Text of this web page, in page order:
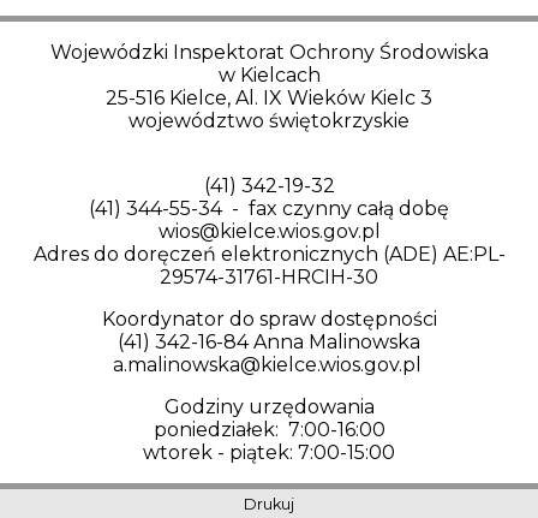
Wojewódzki Inspektorat Ochrony Środowiska
w Kielcach
25-516 Kielce, Al. IX Wieków Kielc 3
województwo świętokrzyskie
(41) 342-19-32
(41) 344-55-34 - fax czynny całą dobę
wios@kielce.wios.gov.pl
Adres do doręczeń elektronicznych (ADE) AE:PL-
29574-31761-HRCIH-30
Koordynator do spraw dostępności
(41) 342-16-84 Anna Malinowska
a.malinowska@kielce.wios.gov.pl
Godziny urzędowania
poniedziałek: 7:00-16:00
wtorek - piątek: 7:00-15:00
Drukuj